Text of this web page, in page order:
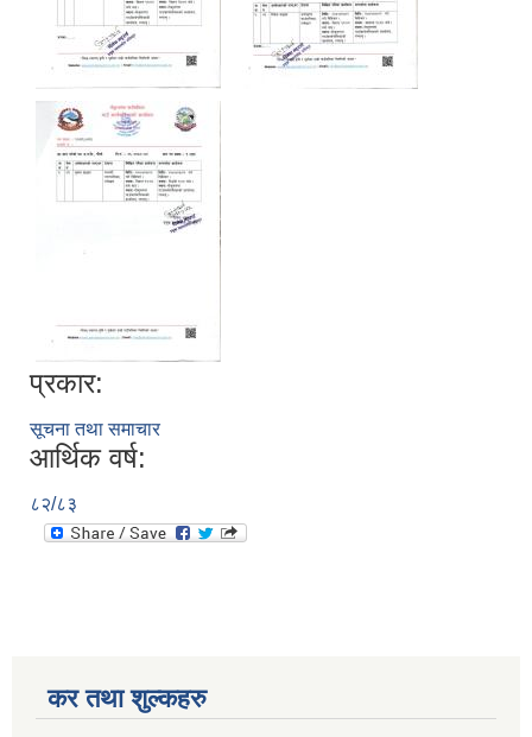
प्रकार:
सूचना तथा समाचार
आर्थिक वर्ष:
८२/८३
कर तथा शुल्कहरु